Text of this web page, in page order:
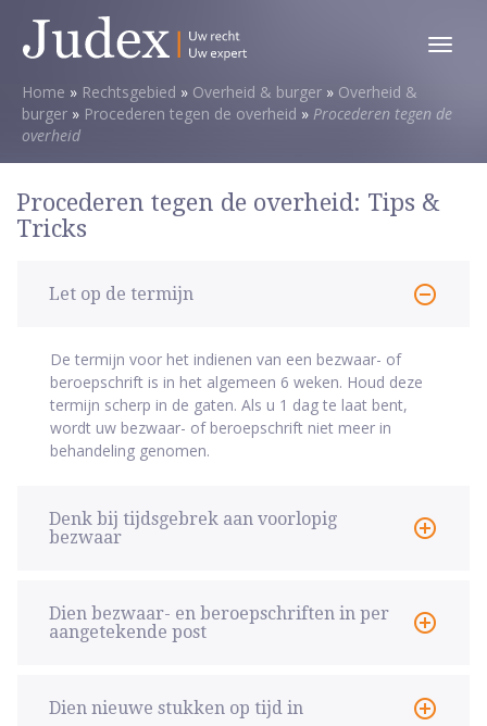
Toggle
Home » Rechtsgebied » Overheid & burger » Overheid &
burger » Procederen tegen de overheid » Procederen tegen de
overheid
Procederen tegen de overheid: Tips &
Tricks
Let op de termijn
De termijn voor het indienen van een bezwaar- of
beroepschrift is in het algemeen 6 weken. Houd deze
termijn scherp in de gaten. Als u 1 dag te laat bent,
wordt uw bezwaar- of beroepschrift niet meer in
behandeling genomen.
Denk bij tijdsgebrek aan voorlopig
bezwaar
Dien bezwaar- en beroepschriften in per
aangetekende post
Dien nieuwe stukken op tijd in